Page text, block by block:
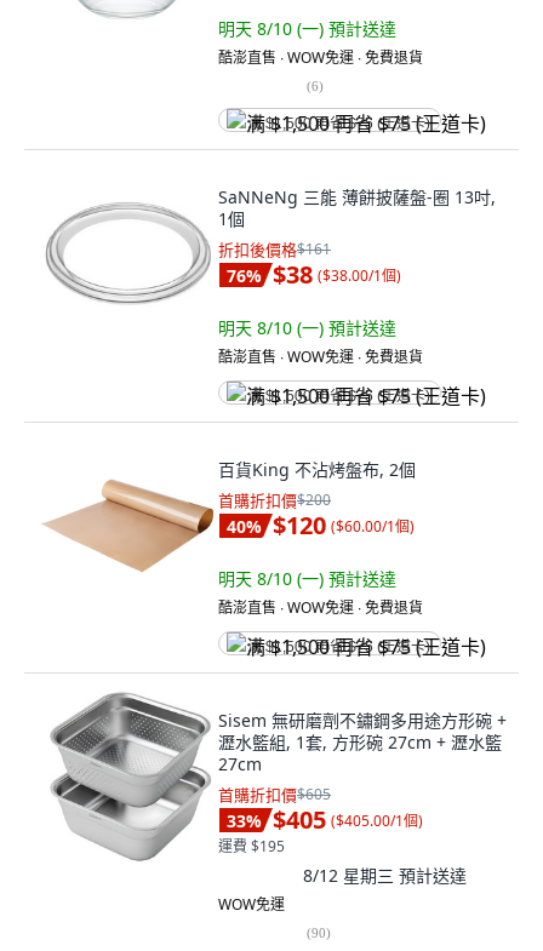
明天 8/10 (一) 預計送達
酷澎直售 ∙ WOW免運 ∙ 免費退貨
(6)
满 $1,500 再省 $75 (王道卡)
SaNNeNg 三能 薄餅披薩盤-圈 13吋,
1個
折扣後價格$161
76% $38 ($38.00/1個)
明天 8/10 (一) 預計送達
酷澎直售 ∙ WOW免運 ∙ 免費退貨
满 $1,500 再省 $75 (王道卡)
百貨King 不沾烤盤布, 2個
首購折扣價$200
40% $120 ($60.00/1個)
明天 8/10 (一) 預計送達
酷澎直售 ∙ WOW免運 ∙ 免費退貨
满 $1,500 再省 $75 (王道卡)
Sisem 無研磨劑不鏽鋼多用途方形碗 +
瀝水籃組, 1套, 方形碗 27cm + 瀝水籃
27cm
首購折扣價$605
33% $405 ($405.00/1個)
運費 $195
8/12 星期三 預計送達
WOW免運
(90)